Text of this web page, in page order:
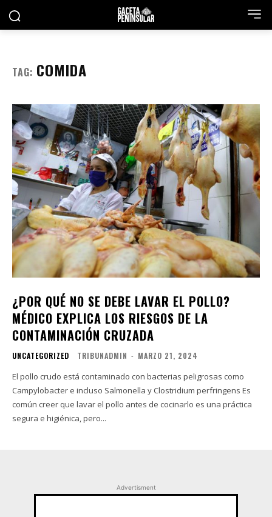
TAG: COMIDA
¿POR QUÉ NO SE DEBE LAVAR EL POLLO?
MÉDICO EXPLICA LOS RIESGOS DE LA
CONTAMINACIÓN CRUZADA
UNCATEGORIZED TRIBUNADMIN - MARZO 21, 2024
El pollo crudo está contaminado con bacterias peligrosas como
Campylobacter e incluso Salmonella y Clostridium perfringens Es
común creer que lavar el pollo antes de cocinarlo es una práctica
segura e higiénica, pero...
Advertisment